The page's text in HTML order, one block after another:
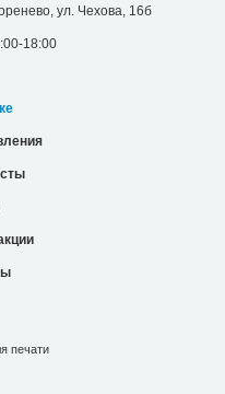
ул. Чехова, 16б
18:00
печати